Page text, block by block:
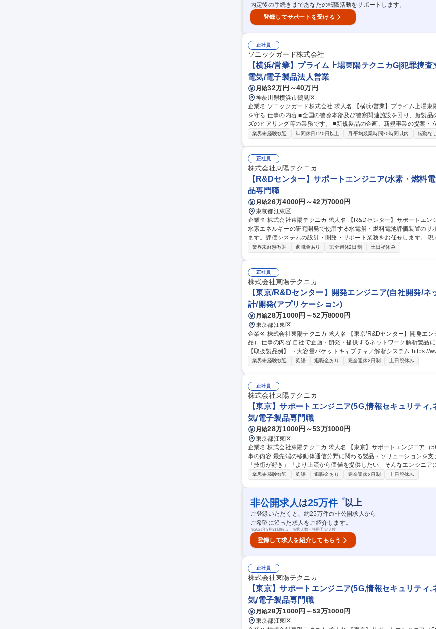
内定後の手続きまであなたの転職活動をサポートします。
登録してサポートを受ける
正社員
ソニックガード株式会社
【横浜/営業】プライム上場東陽テクニカG|犯罪捜
電気/電子製品法人営業
月給32万円～40万円
神奈川県横浜市鶴見区
企業名 ソニックガード株式会社 求人名 【横浜/営業】プライム上場東陽テクニカＧ|犯罪捜査支援機器で国の安全
を守る 仕事の内容 ■全国の警察本部及び警察関連施設を回り、新製品の提案、納品の立ち会いや説明、顧客ニー
ズのヒアリング等の業務です。 ■新規製品の企画、新規事業の提案・立ち上げも
例】 警察署員が使用する、監視カメラ、ＨＤＤレコーダー、ＰＣベ
業界未経験歓迎 年間休日120日以上 月平均残業時間20時間以内 転勤なし
正社員
株式会社東陽テクニカ
【R&Dセンター】サポートエンジニア(水素・燃料
品専門職
月給26万4000円～42万7000円
東京都江東区
企業名 株式会社東陽テクニカ 求人名 【R&Dセンター】サポートエンジニア（水素・燃料電池関連） 仕事の内容
水素エネルギーの研究開発で使用する水電解・燃料電池評価装置のサ
ます。評価システムの設計・開発・サポート業務をお任せします。 現在、脱炭素社会に向けた水素エネルギー利
用のため、水素生成・燃料電池発電の研究開発が活発に行われていま
業界未経験歓迎 退職金あり 完全週休2日制 土日祝休み
正社員
株式会社東陽テクニカ
【東京/R&Dセンター】開発エンジニア(自社開発/
計/開発(アプリケーション)
月給28万1000円～52万8000円
東京都江東区
企業名 株式会社東陽テクニカ 求人名 【東京/R&Dセンター】開発エンジニア（自社開発／ネットワーク解析製
品） 仕事の内容 自社で企画・開発・提供するネットワーク解析製品に関する開発業務をご担当いただきます。
【取扱製品例】 ・大容量パケットキャプチャ／解析システム
ml ・ネットワーク監視ソリューション https://www.toyo.co.jp/ict/
業界未経験歓迎 英語 退職金あり 完全週休2日制 土日祝休み
正社員
株式会社東陽テクニカ
【東京】サポートエンジニア(5G,情報セキュリティ
気/電子製品専門職
月給28万1000円～53万1000円
東京都江東区
企業名 株式会社東陽テクニカ 求人名 【東京】サポートエンジニア（5G,情報セキュリティ,ネットワークetc） 仕
事の内容 最先端の移動体通信分野に関わる製品・ソリューションを支
「技術が好き」「より上流から価値を提供したい」そんなエンジニ
です。 【主な顧客】 大手通信キャリア、通信機器メーカー、企業の情報システム部門様等 【業務内容の例】 ■事
ジニア（5G,情報セキュリティ,ネットワークetc）
業界未経験歓迎 英語 退職金あり 完全週休2日制 土日祝休み
非公開求人 は25万件 ※以上
ご登録いただくと、約25万件の非公開求人から
ご希望に沿った求人をご紹介します。
※2026年3月31日時点 ※求人数＝採用予定人数
登録して求人を紹介してもらう
正社員
株式会社東陽テクニカ
【東京】サポートエンジニア(5G,情報セキュリティ
気/電子製品専門職
月給28万1000円～53万1000円
東京都江東区